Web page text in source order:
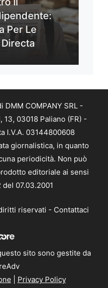
Per Le
COMPANY SRL -
03018 Paliano (FR) -
I.V.A. 03144800608
giornalistica, in quanto
periodicità. Non può
editoriale ai sensi
07.03.2001
riservati - Contattaci
sito sono gestite da
Privacy Policy